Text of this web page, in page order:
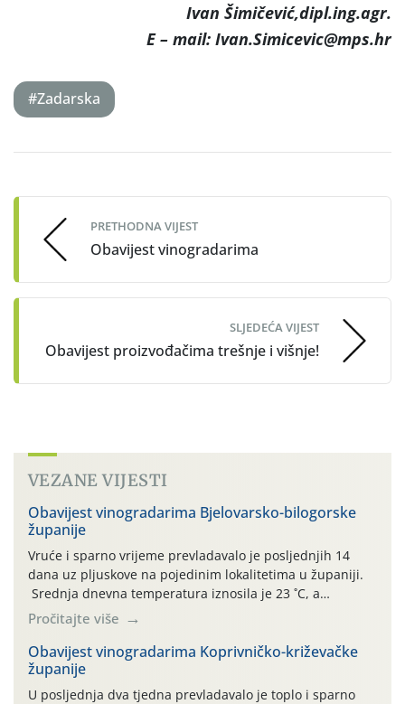
Ivan Šimičević,dipl.ing.agr.
E – mail: Ivan.Simicevic@mps.hr
#Zadarska
navigation
PRETHODNA VIJEST
Obavijest vinogradarima
SLJEDEĆA VIJEST
Obavijest proizvođačima trešnje i višnje!
VEZANE VIJESTI
Obavijest vinogradarima Bjelovarsko-bilogorske
županije
Vruće i sparno vrijeme prevladavalo je posljednjih 14
dana uz pljuskove na pojedinim lokalitetima u županiji.
Srednja dnevna temperatura iznosila je 23 ˚C, a
maksimalne su posljednjih dana dosezale do 35 ˚C.
Simptome plamenjače vinove loze (Plasmoparas
viticola) vidljivi su na zapercima i vršnom mladom lišću.
Kako bi i dalje održali zdravu lisnu masu u zaštiti je
moguće […]
Pročitajte više
Obavijest vinogradarima Koprivničko-križevačke
županije
U posljednja dva tjedna prevladavalo je toplo i sparno